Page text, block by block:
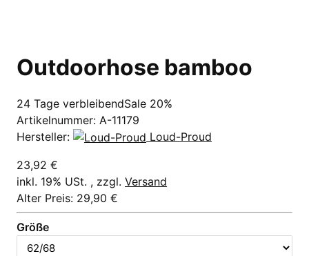
Outdoorhose bamboo
24 Tage verbleibendSale 20%
Artikelnummer: A-11179
Hersteller:
Loud-Proud
23,92 €
inkl. 19% USt. , zzgl. Versand
Alter Preis: 29,90 €
Größe